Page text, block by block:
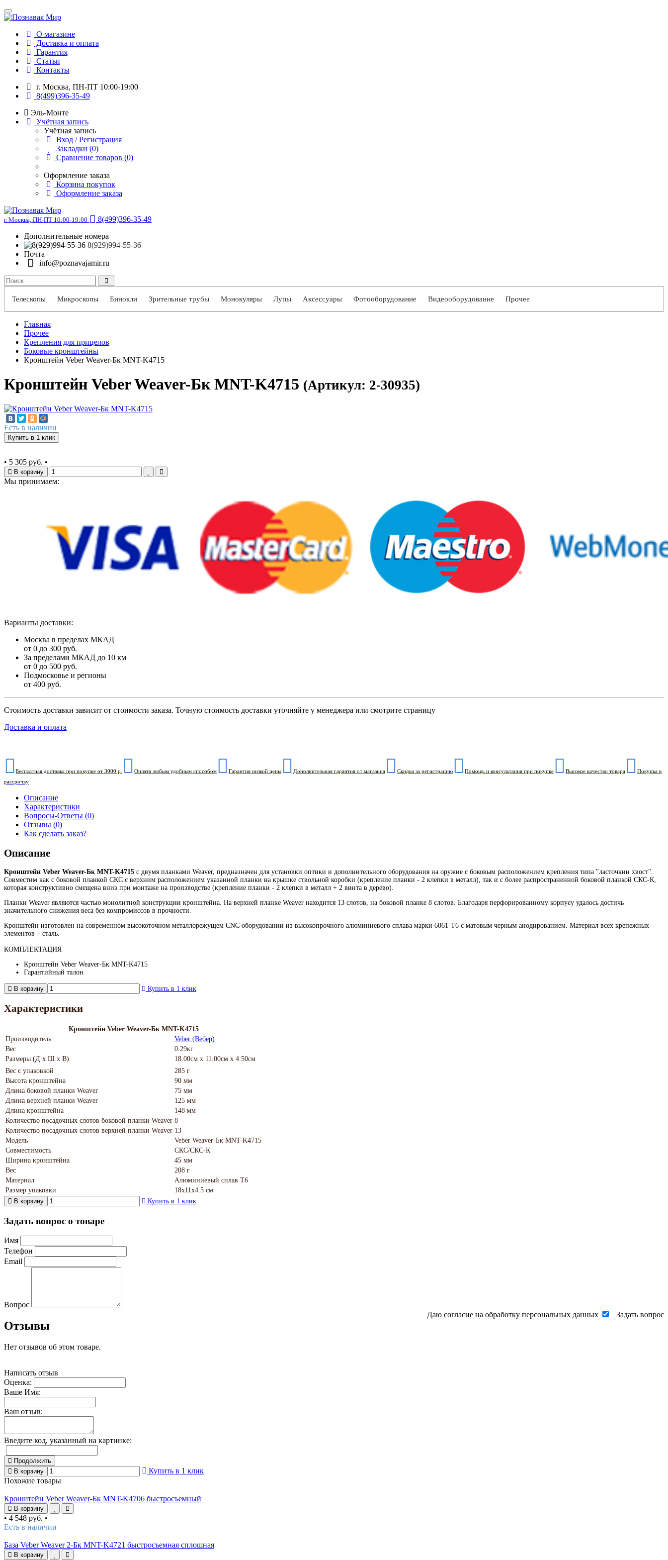
О магазине
Доставка и оплата
Гарантия
Статьи
Контакты
г. Москва, ПН-ПТ 10:00-19:00
8(499)396-35-49
Эль-Монте
Учётная запись
Учётная запись
Вход / Регистрация
Закладки (0)
Сравнение товаров (0)
Оформление заказа
Корзина покупок
Оформление заказа
г. Москва, ПН-ПТ 10:00-19:00
8(499)396-35-49
Дополнительные номера
8(929)994-55-36
Почта
info@poznavajamir.ru
Телескопы Микроскопы Бинокли Зрительные трубы Монокуляры Лупы Аксессуары Фотооборудование Видеооборудование Прочее
Главная
Прочее
Крепления для прицелов
Боковые кронштейны
Кронштейн Veber Weaver-Бк MNT-K4715
Кронштейн Veber Weaver-Бк MNT-K4715 (Артикул: 2-30935)
Есть в наличии
Купить в 1 клик
• 5 305 руб. •
В корзину
Мы принимаем:
Варианты доставки:
Москва в пределах МКАД
от 0 до 300 руб.
За пределами МКАД до 10 км
от 0 до 500 руб.
Подмосковье и регионы
от 400 руб.
Стоимость доставки зависит от стоимости заказа. Точную стоимость доставки уточняйте у менеджера или смотрите страницу
Доставка и оплата
Бесплатная доставка при покупке от 3000 р. Оплата любым удобным способом Гарантия низкой цены Дополнительная гарантия от магазина Скидка за регистрацию Помощь и консультация при покупке Высокое качество товара
Покупка в
рассрочку
Описание
Характеристики
Вопросы-Ответы (0)
Отзывы (0)
Как сделать заказ?
Описание
Кронштейн Veber Weaver-Бк MNT-K4715 с двумя планками Weaver, предназначен для установки оптики и дополнительного оборудования на оружие с боковым расположением крепления типа "ласточкин хвост".
Cовместим как с боковой планкой СКС с верхним расположением указанной планки на крышке ствольной коробки (крепление планки - 2 клепки в металл), так и с более распространенной боковой планкой СКС-К,
которая конструктивно смещена вниз при монтаже на производстве (крепление планки - 2 клепки в металл + 2 винта в дерево).
Планки Weaver являются частью монолитной конструкции кронштейна. На верхней планке Weaver находится 13 слотов, на боковой планке 8 слотов. Благодаря перфорированному корпусу удалось достичь
значительного снижения веса без компромиссов в прочности.
Кронштейн изготовлен на современном высокоточном металлорежущем CNC оборудовании из высокопрочного алюминиевого сплава марки 6061-Т6 с матовым черным анодированием. Материал всех крепежных
элементов – сталь.
КОМПЛЕКТАЦИЯ
Кронштейн Veber Weaver-Бк MNT-K4715
Гарантийный талон
В корзину Купить в 1 клик
Характеристики
Кронштейн Veber Weaver-Бк MNT-K4715
Производитель:
Veber (Вебер)
Вес
0.29кг
Размеры (Д х Ш х В)
18.00см x 11.00см x 4.50см
Вес с упаковкой
285 г
Высота кронштейна
90 мм
Длина боковой планки Weaver
75 мм
Длина верхней планки Weaver
125 мм
Длина кронштейна
148 мм
Количество посадочных слотов боковой планки Weaver 8
Количество посадочных слотов верхней планки Weaver 13
Модель
Veber Weaver-Бк MNT-K4715
Совместимость
СКС/СКС-К
Ширина кронштейна
45 мм
Вес
208 г
Материал
Алюминиевый сплав Т6
Размер упаковки
18х11х4.5 см
В корзину
Купить в 1 клик
Задать вопрос о товаре
Имя
Телефон
Email
Вопрос
Даю согласие на обработку персональных данных
Задать вопрос
Отзывы
Нет отзывов об этом товаре.
Написать отзыв
Оценка:
Ваше Имя:
Ваш отзыв:
Введите код, указанный на картинке:
Продолжить
В корзину
Купить в 1 клик
Похожие товары
Кронштейн Veber Weaver-Бк MNT-K4706 быстросъемный
В корзину
• 4 548 руб. •
Есть в наличии
База Veber Weaver 2-Бк MNT-K4721 быстросъемная сплошная
В корзину